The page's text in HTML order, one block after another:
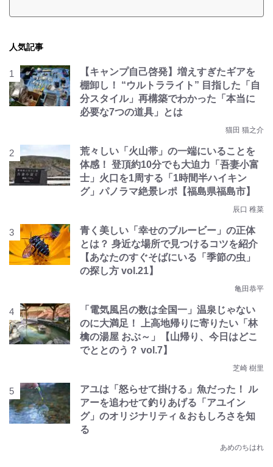
人気記事
【キャンプ自己啓発】増えすぎたギアを
棚卸し！ “ウルトラライト” 目指した「自
分スタイル」再構築でわかった「本当に
必要な7つの道具」とは
猫田 猫之介
荒々しい「火山帯」の一端にいることを
体感！ 登頂約10分でも大迫力「吾妻小富
士」火口を1周する「1時間半ハイキン
グ」パノラマ絶景レポ【福島県福島市】
辰口 稚菜
青く美しい「幸せのブルービー」の正体
とは？ 身近な場所で見つけるコツを紹介
【あなたのすぐそばにいる「季節の虫」
の探し方 vol.21】
亀田恭平
「電気風呂の数は全国一」温泉じゃない
のに大満足！ 上高地帰りに寄りたい「林
檎の湯屋 おぶ～」【山帰り、今日はどこ
でととのう？ vol.7】
芝崎 樹里
アユは「怒らせて掛ける」魚だった！ ル
アーを追わせて釣りあげる「アユイン
グ」のオリジナリティ＆おもしろさを知
る
あめのちはれ